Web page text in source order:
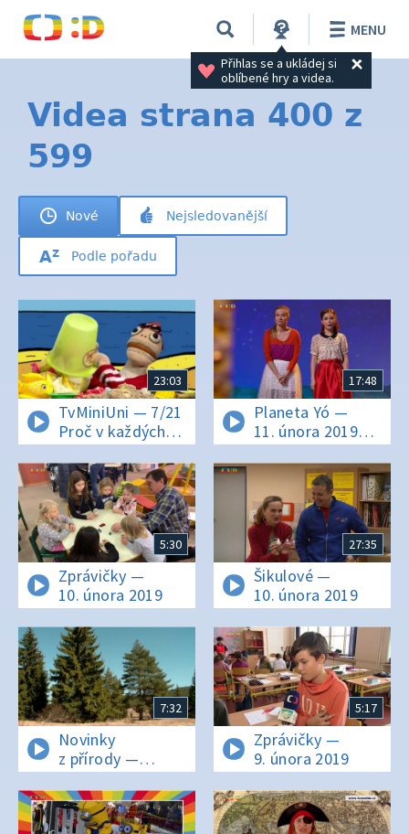
Přihlas se a ukládej si
oblíbené hry a videa.
MENU
Videa strana 400 z
599
Nové Nejsledovanější
Podle pořadu
23:03
TvMiniUni — 7/21
Proč v každých
mušlích slyšíme
šumění moře?
Proč je panda
velká ohrožená?
17:48
Planeta Yó —
11. února 2019
16:11
5:30
Zprávičky —
10. února 2019
27:35
Šikulové —
10. února 2019
7:32
Novinky
z přírody —
Epizoda 48/53
5:17
Zprávičky —
9. února 2019